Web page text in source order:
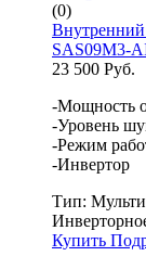
(0)
Внутренний
SAS09M3-
23 500 Руб.
-Мощность
-Уровень
-Режим
-Инвертор
Тип:
Купить